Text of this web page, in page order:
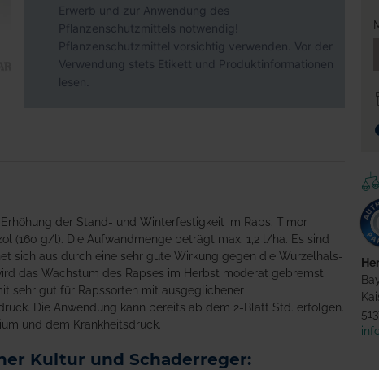
Erwerb und zur Anwendung des
Pflanzenschutzmittels notwendig!
Pflanzenschutzmittel vorsichtig verwenden. Vor der
Verwendung stets Etikett und Produktinformationen
lesen.
der Stand- und Winterfestigkeit im Raps. Timor
(160 g/l). Die Aufwandmenge beträgt max. 1,2 l/ha. Es sind
sich aus durch eine sehr gute Wirkung gegen die Wurzelhals-
das Wachstum des Rapses im Herbst moderat gebremst
sehr gut für Rapssorten mit ausgeglichener
Die Anwendung kann bereits ab dem 2-Blatt Std. erfolgen.
und dem Krankheitsdruck.
Kultur und Schaderreger: